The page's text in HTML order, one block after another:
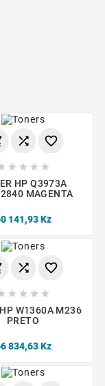
 
   
HP Q3973A
MAGENTA
141,93 Kz
 
   
W1360A M236
PRETO
834,63 Kz